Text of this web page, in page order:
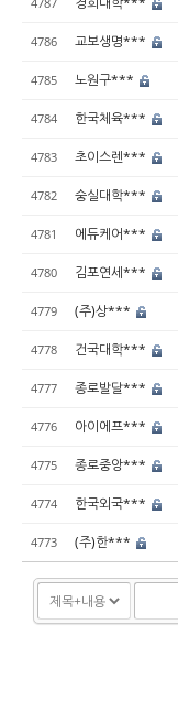
4786 교보생명***
4785 노원구***
4784 한국체육***
4783 초이스렌***
4782 숭실대학***
4781 에듀케어***
4780 김포연세***
4779 (주)상***
4778 건국대학***
4777 종로발달***
4776 아이에프***
4775 종로중앙***
4774 한국외국***
4773 (주)한***